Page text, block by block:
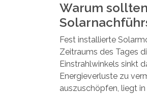
Warum
Fest installierte
Zeitraums des Tages
Einstrahlwinkels sinkt
Energieverluste zu
auszuschöpfen, liegt